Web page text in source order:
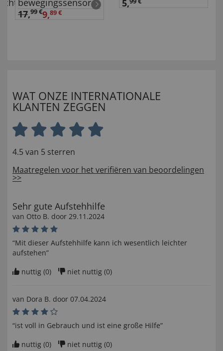
bewegingssensor
17,99 €9,89 €
5,
WAT ONZE INTERNATIONALE
KLANTEN ZEGGEN
4.5 van 5 sterren
Maatregelen voor het verifiëren van beoordelingen
>>
Sehr gute Aufstehhilfe
van Otto B. door 29.11.2024
“Mit dieser Aufstehhilfe kann ich wesentlich leichter
aufstehen”
nuttig (0) niet nuttig (0)
van Dora B. door 07.04.2024
“ist voll in Gebrauch und ist eine große Hilfe”
nuttig (0) niet nuttig (0)